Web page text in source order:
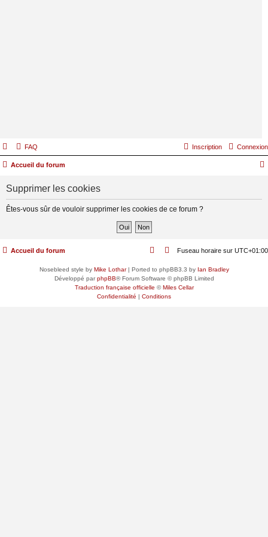
FAQ Connexion
Inscription
Accueil du forum
Supprimer les cookies
Êtes-vous sûr de vouloir supprimer les cookies de ce forum ?
Accueil du forum Fuseau horaire sur UTC+01:00
Nosebleed style by Mike Lothar| Ported to phpBB3.3 by Ian Bradley
Développé parphpBB® Forum Software © phpBB Limited
Traduction française officielle ©Miles Cellar
Confidentialité | Conditions